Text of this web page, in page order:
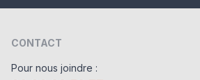
CONTACT
Pour nous joindre :